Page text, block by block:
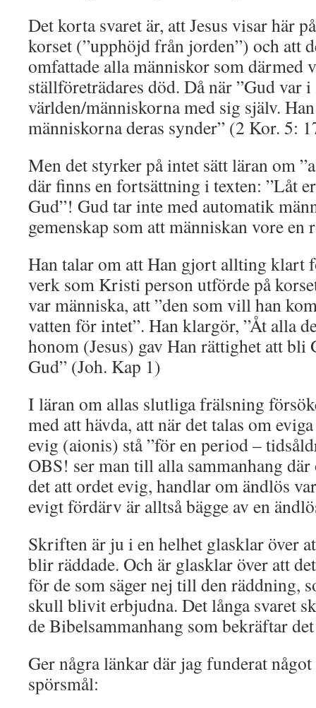
Det korta svaret är, att Jesus visar här
korset (”upphöjd från jorden”) och att
omfattade alla människor som därmed
ställföreträdares död. Då när ”Gud var
världen/människorna med sig själv.
människorna deras synder” (2 Kor. 5:
Men det styrker på intet sätt läran om
där finns en fortsättning i texten: ”Låt
Gud”! Gud tar inte med automatik
gemenskap som att människan vore en
Han talar om att Han gjort allting klart
verk som Kristi person utförde på
var människa, att ”den som vill han
vatten för intet”. Han klargör, ”Åt alla
honom (Jesus) gav Han rättighet att
Gud” (Joh. Kap 1)
I läran om allas slutliga frälsning
med att hävda, att när det talas om
evig (aionis) stå ”för en period –
OBS! ser man till alla sammanhang
det att ordet evig, handlar om ändlös
evigt fördärv är alltså bägge av en
Skriften är ju i en helhet glasklar över
blir räddade. Och är glasklar över att
för de som säger nej till den räddning,
skull blivit erbjudna. Det långa svaret
de Bibelsammanhang som bekräftar
Ger några länkar där jag funderat
spörsmål: